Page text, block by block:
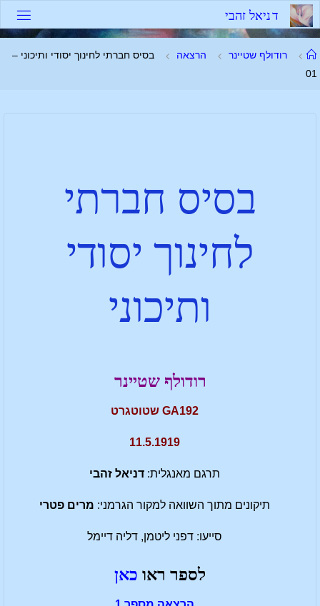
דניאל זהבי
רודולף שטיינר הרצאה
בסיס חברתי לחינוך יסודי ותיכוני –
01
בסיס חברתי
לחינוך יסודי
ותיכוני
רודולף שטיינר
GA192 שטוטגרט
11.5.1919
תרגם מאנגלית: דניאל זהבי
תיקונים מתוך השוואה למקור הגרמני: מרים פטרי
סייעו: דפני ליטמן, דליה דיימל
לספר ראו כאן